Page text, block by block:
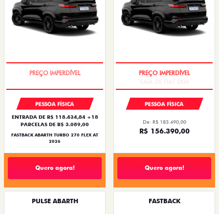
PESSOA FÍSICA
ENTRADA DE R$ 118.434,84 +18
PARCELAS DE R$ 3.089,00
FASTBACK ABARTH TURBO 270 FLEX AT
2026
Quero agora!
PESSOA FÍSICA
De: R$ 183.490,00
R$ 156.390,00
Quero agora!
PULSE ABARTH FASTBACK